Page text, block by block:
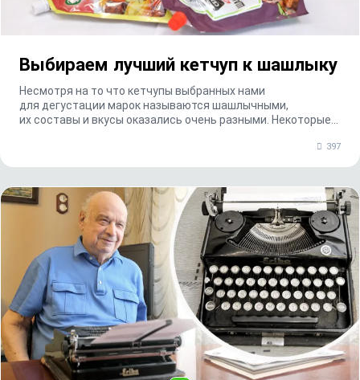
Выбираем лучший кетчуп к шашлыку
Несмотря на то что кетчупы выбранных нами
для дегустации марок называются шашлычными,
их составы и вкусы оказались очень разными. Некоторые
397